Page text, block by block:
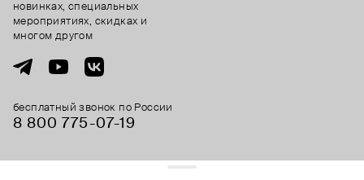
бесплатный звонок по России
8 800 775⁠-07⁠-19
новинках, специальных
мероприятиях, скидках и
многом другом